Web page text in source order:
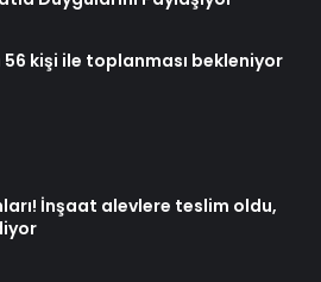
56 kişi ile toplanması bekleniyor
İnşaat alevlere teslim oldu,